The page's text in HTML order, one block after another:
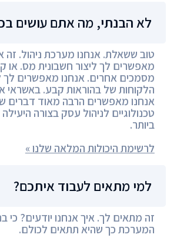
לא הבנתי, מה אתם עושים
טוב ששאלת. אנחנו מערכת ניהול. זה
מאפשרים לך ליצור חשבונית מס. או
מסמכים אחרים. אנחנו מאפשרים לך
הלקוחות של בהוראות קבע. באשראי
אנחנו מאפשרים הרבה מאוד דברים
טכנולוגיים לניהול עסק בצורה
ביותר.
לרשימת היכולות המלאה שלנו »
למי מתאים לעבוד איתכם?
זה מתאים לך. איך אנחנו יודעים? כי
המערכת כך שהיא תתאים לכולם.